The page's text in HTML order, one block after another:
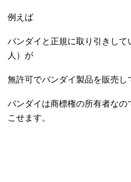
例えば
バンダイと正規に取り引きし
人）が
無許可でバンダイ製品を販売し
バンダイは商標権の所有者なの
こせます。